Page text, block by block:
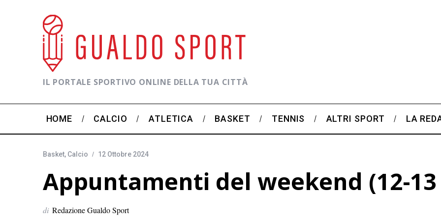
IL PORTALE SPORTIVO ONLINE DELLA TUA CITTÀ
HOME CALCIO ATLETICA BASKET TENNIS ALTRI SPORT LA
Basket, Calcio 12 Ottobre 2024
Appuntamenti del weekend (12-
di Redazione Gualdo Sport